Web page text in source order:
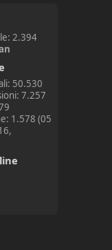
2.394
50.530
7.257
1.578 (05